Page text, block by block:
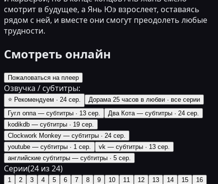
смотрит в будущее, а Янь Юэ взрослеет, оставаясь
рядом с ней, и вместе они смогут преодолеть любые
трудности.
Смотреть онлайн
Пожаловаться на плеер
Озвучка / субтитры:
⭐ Рекомендуем · 24 сер. Дорама 25 часов в любви · все серии
Гугл оппа — субтитры · 13 сер. Два Кота — субтитры · 24 сер.
kodikdb — субтитры · 19 сер.
Clockwork Monkey — субтитры · 24 сер.
youtube — субтитры · 1 сер. vk — субтитры · 13 сер.
английские субтитры — субтитры · 5 сер.
Серии(24 из 24)
1 2 3 4 5 6 7 8 9 10 11 12 13 14 15
16